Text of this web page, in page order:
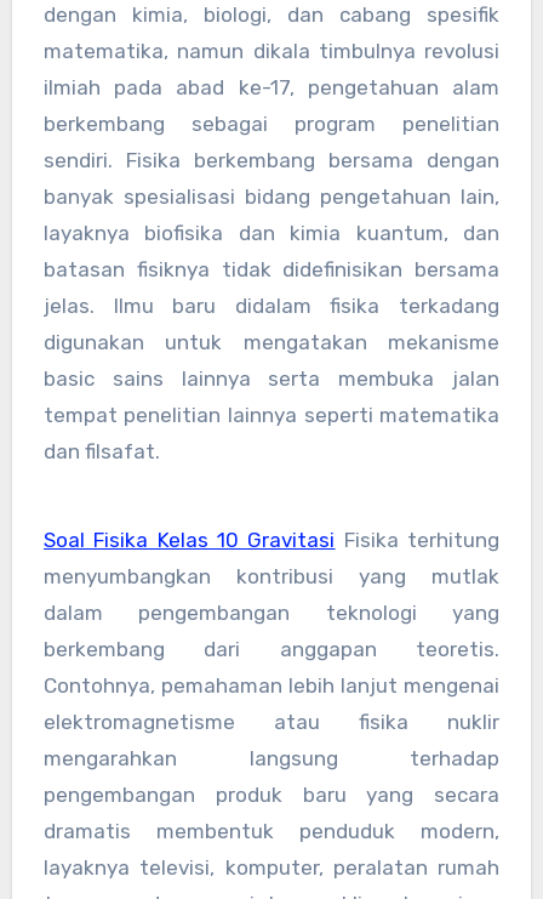
dengan kimia, biologi, dan cabang spesifik
matematika, namun dikala timbulnya revolusi
ilmiah pada abad ke-17, pengetahuan alam
berkembang sebagai program penelitian
sendiri. Fisika berkembang bersama dengan
banyak spesialisasi bidang pengetahuan lain,
layaknya biofisika dan kimia kuantum, dan
batasan fisiknya tidak didefinisikan bersama
jelas. Ilmu baru didalam fisika terkadang
digunakan untuk mengatakan mekanisme
basic sains lainnya serta membuka jalan
tempat penelitian lainnya seperti matematika
dan filsafat.
Soal Fisika Kelas 10 Gravitasi Fisika terhitung
menyumbangkan kontribusi yang mutlak
dalam pengembangan teknologi yang
berkembang dari anggapan teoretis.
Contohnya, pemahaman lebih lanjut mengenai
elektromagnetisme atau fisika nuklir
mengarahkan langsung terhadap
pengembangan produk baru yang secara
dramatis membentuk penduduk modern,
layaknya televisi, komputer, peralatan rumah